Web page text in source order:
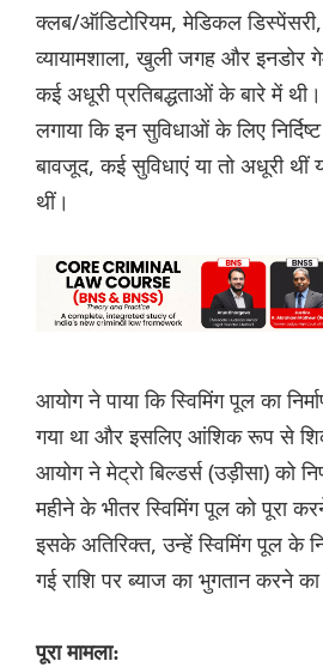
क्लब/ऑडिटोरियम, मेडिकल डिस्पेंसरी,
व्यायामशाला, खुली जगह और इनडोर
कई अधूरी प्रतिबद्धताओं के बारे में
लगाया कि इन सुविधाओं के लिए
बावजूद, कई सुविधाएं या तो अधूरी थीं
थीं।
आयोग ने पाया कि स्विमिंग पूल का
गया था और इसलिए आंशिक रूप से
आयोग ने मेट्रो बिल्डर्स (उड़ीसा) को
महीने के भीतर स्विमिंग पूल को पूरा
इसके अतिरिक्त, उन्हें स्विमिंग पूल के
गई राशि पर ब्याज का भुगतान करने का
पूरा मामला: